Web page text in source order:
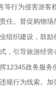
等行为侵害游
任。督促购物
组织建设，鼓
，引导旅游经
12345政务服务
规行为线索。